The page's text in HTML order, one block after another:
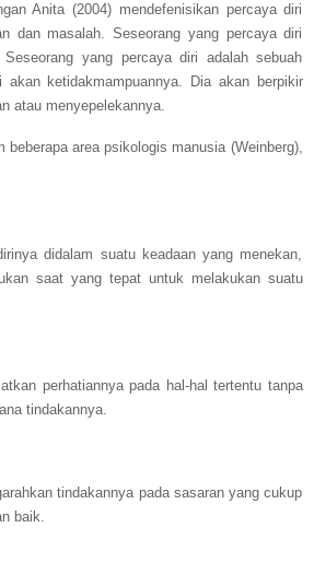
Anita (2004) mendefenisikan percaya diri
dan masalah. Seseorang yang percaya diri
yang percaya diri adalah sebuah
ketidakmampuannya. Dia akan berpikir
atau menyepelekannya.
area psikologis manusia (Weinberg),
didalam suatu keadaan yang menekan,
saat yang tepat untuk melakukan suatu
perhatiannya pada hal-hal tertentu tanpa
tindakannya.
tindakannya pada sasaran yang cukup
baik.